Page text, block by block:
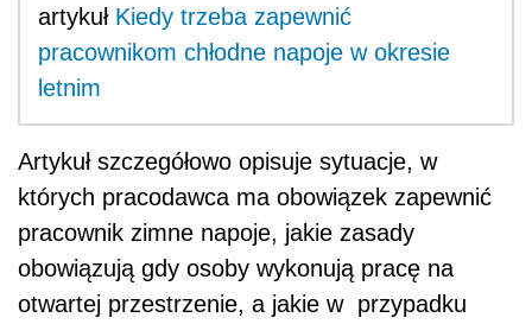
artykuł Kiedy trzeba zapewnić
pracownikom chłodne napoje w okresie
letnim
Artykuł szczegółowo opisuje sytuacje, w
których pracodawca ma obowiązek zapewnić
pracownik zimne napoje, jakie zasady
obowiązują gdy osoby wykonują pracę na
otwartej przestrzenie, a jakie w przypadku